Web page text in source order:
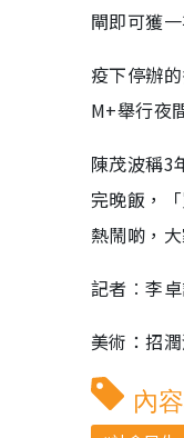
閘即可獲
疫下停辦
M+舉行夜
陳茂波稱3
完晚飯，
熱鬧啲，
記者︰李
美術：招
內